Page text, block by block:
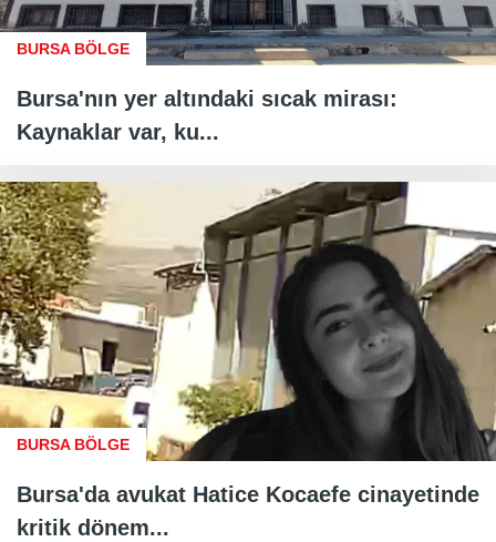
BURSA BÖLGE
Bursa'nın yer altındaki sıcak mirası:
Kaynaklar var, ku...
BURSA BÖLGE
Bursa'da avukat Hatice Kocaefe cinayetinde
kritik dönem...